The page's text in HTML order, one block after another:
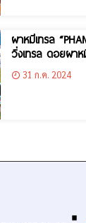
ผาหมีเทรล
วิ่งเทรล ดอยผาห
31 ก.ค. 2024